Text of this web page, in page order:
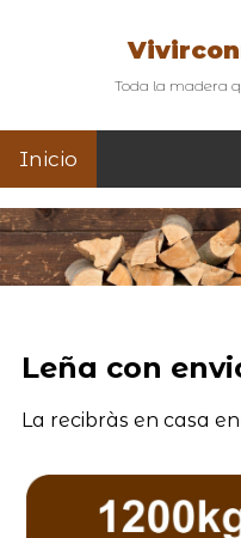
Toda la madera
Inicio
Leña con
La recibràs en casa